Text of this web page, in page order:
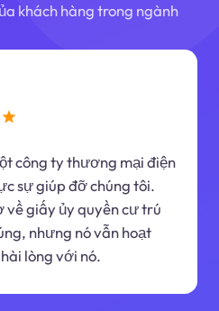
khách hàng trong ngành
công ty thương mại điện
sự giúp đỡ chúng tôi.
về giấy ủy quyền cư trú
nhưng nó vẫn hoạt
lòng với nó.